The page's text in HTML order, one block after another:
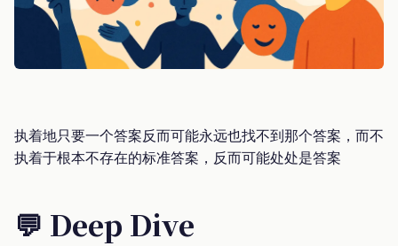
执着地只要一个答案反而可能永远也找不到那个答案，而不
执着于根本不存在的标准答案，反而可能处处是答案
💬 Deep Dive